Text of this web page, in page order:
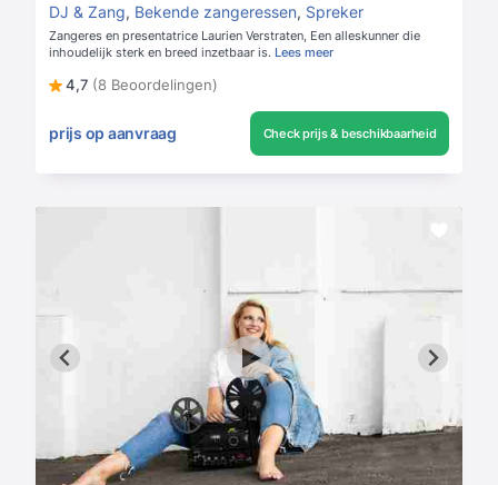
DJ & Zang, Bekende zangeressen, Spreker
Zangeres en presentatrice Laurien Verstraten, Een alleskunner die
inhoudelijk sterk en breed inzetbaar is. Lees meer
4,7 (8 Beoordelingen)
prijs op aanvraag Check prijs & beschikbaarheid